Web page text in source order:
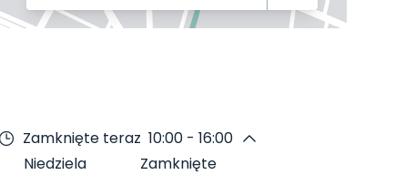
Zamknięte teraz 10:00 - 16:00
Niedziela
Zamknięte